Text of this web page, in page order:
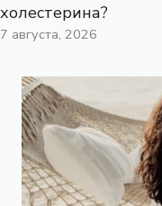
холестерина?
7 августа, 2026